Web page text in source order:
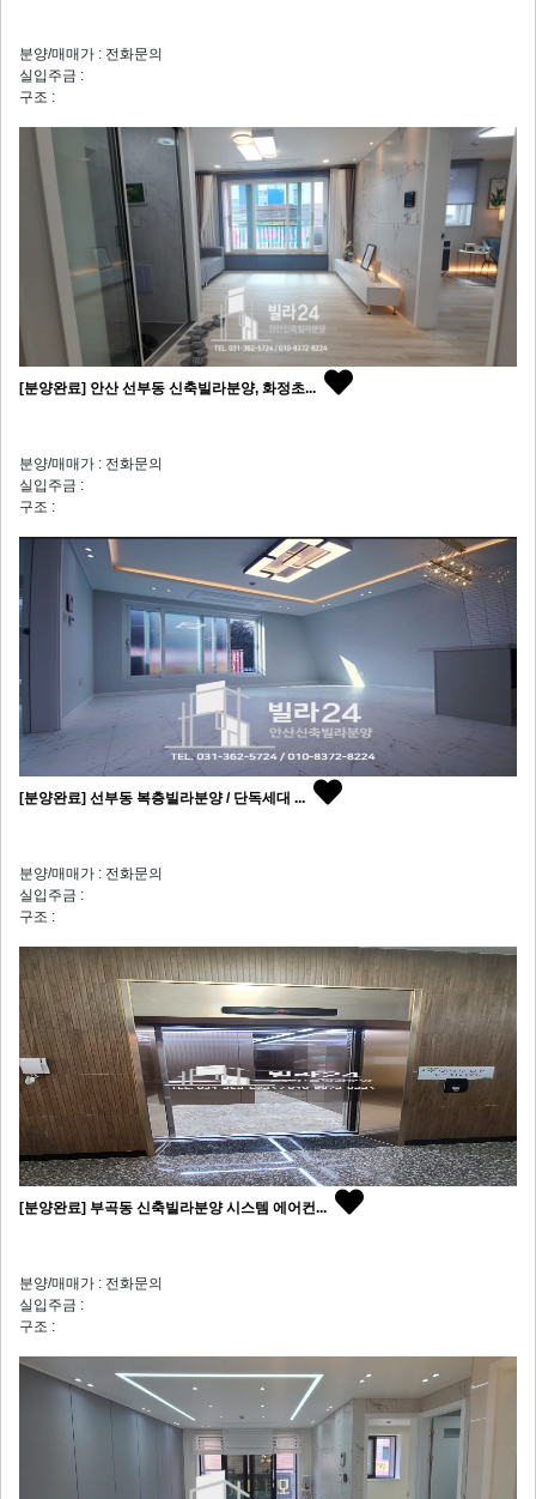
분양/매매가 : 전화문의
실입주금 :
구조 :
[분양완료] 안산 선부동 신축빌라분양, 화정초...
분양/매매가 : 전화문의
실입주금 :
구조 :
[분양완료] 선부동 복층빌라분양 / 단독세대 ...
분양/매매가 : 전화문의
실입주금 :
구조 :
[분양완료] 부곡동 신축빌라분양 시스템 에어컨...
분양/매매가 : 전화문의
실입주금 :
구조 :